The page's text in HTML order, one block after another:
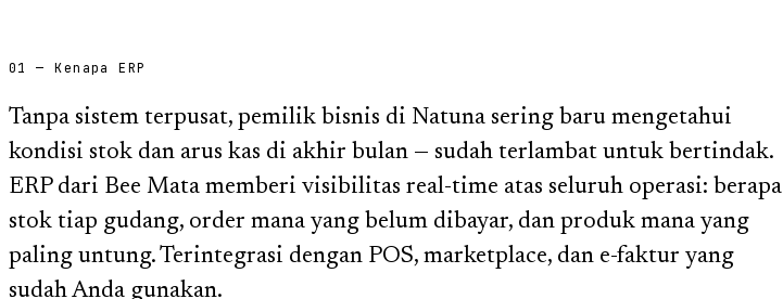
01 — Kenapa ERP
Tanpa sistem terpusat, pemilik bisnis di Natuna sering baru mengetahui
kondisi stok dan arus kas di akhir bulan — sudah terlambat untuk bertindak.
ERP dari Bee Mata memberi visibilitas real-time atas seluruh operasi: berapa
stok tiap gudang, order mana yang belum dibayar, dan produk mana yang
paling untung. Terintegrasi dengan POS, marketplace, dan e-faktur yang
sudah Anda gunakan.